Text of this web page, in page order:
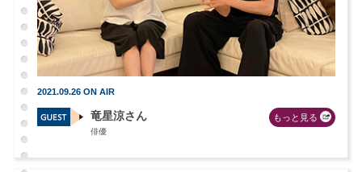
2021.09.26 ON AIR
竜星涼さん
俳優
もっと見る